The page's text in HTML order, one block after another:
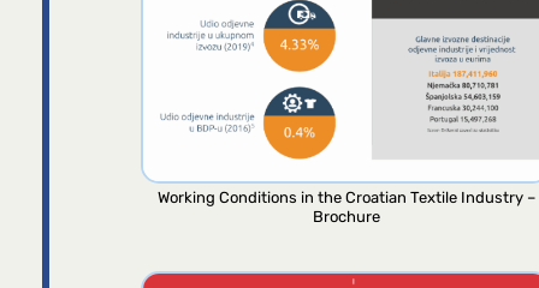
Working Conditions in the Croatian Textile Industry –
Brochure